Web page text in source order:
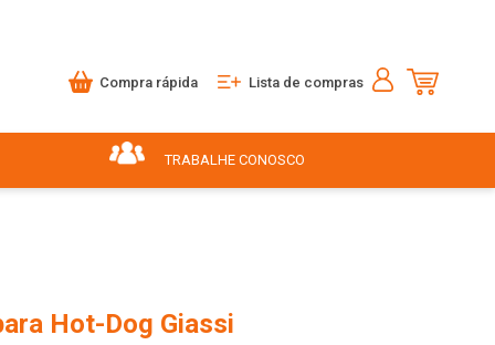
Compra rápida Lista de compras
TRABALHE CONOSCO
Hot-Dog Giassi